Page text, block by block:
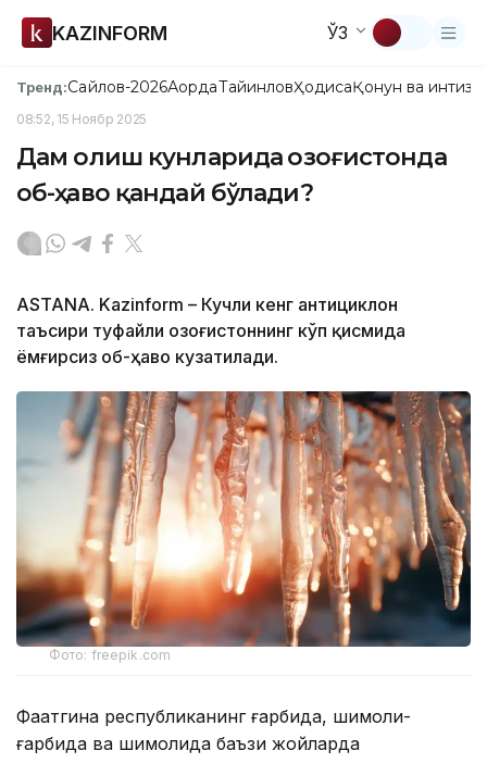
KAZINFORM ЎЗ
Тренд:Сайлов-2026АқордаТайинловҲодисаҚонун ва
08:52, 15 Ноябр 2025
Дам олиш кунларида Қозоғистонда
об-ҳаво қандай бўлади?
ASTANA. Kazinform – Кучли кенг антициклон
таъсири туфайли Қозоғистоннинг кўп қисмида
ёмғирсиз об-ҳаво кузатилади.
Фото: freepik.com
Фақатгина республиканинг ғарбида, шимоли-
ғарбида ва шимолида баъзи жойларда